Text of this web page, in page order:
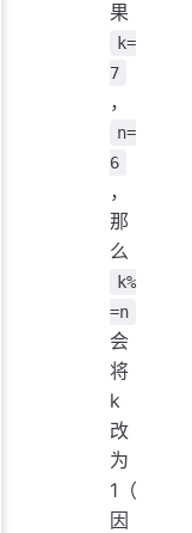
果
k=
7
，
n=
6
，
那
么
k%
=n
会
将
k
改
为
1（
因